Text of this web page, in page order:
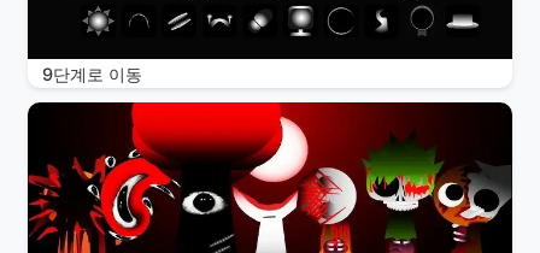
9단계로 이동